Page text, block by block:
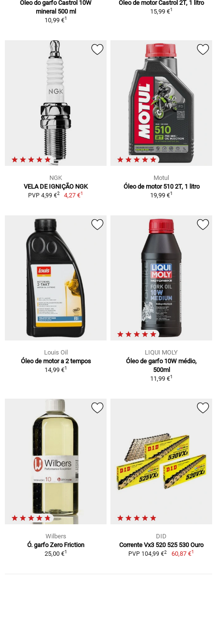
Óleo do garfo Castrol 10W
mineral 500 ml
10,99 €1
Óleo de motor Castrol 2T, 1 litro
15,99 €1
NGK
VELA DE IGNIÇÃO NGK
PVP 4,99 €2 4,27 €1
Motul
Óleo de motor 510 2T, 1 litro
19,99 €1
Louis Oil
Óleo de motor a 2 tempos
14,99 €1
LIQUI MOLY
Óleo de garfo 10W médio,
500ml
11,99 €1
Wilbers
Ó. garfo Zero Friction
25,00 €1
DID
Corrente Vx3 520 525 530 Ouro
PVP 104,99 €2 60,87 €1